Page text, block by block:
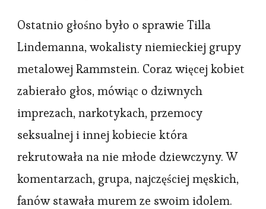
Ostatnio głośno było o sprawie Tilla
Lindemanna, wokalisty niemieckiej grupy
metalowej Rammstein. Coraz więcej kobiet
zabierało głos, mówiąc o dziwnych
imprezach, narkotykach, przemocy
seksualnej i innej kobiecie która
rekrutowała na nie młode dziewczyny. W
komentarzach, grupa, najczęściej męskich,
fanów stawała murem ze swoim idolem.